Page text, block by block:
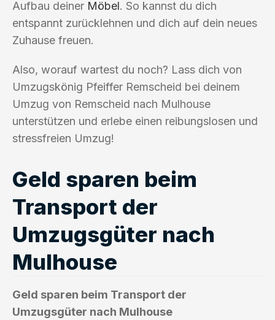
Aufbau deiner Möbel. So kannst du dich
entspannt zurücklehnen und dich auf dein neues
Zuhause freuen.
Also, worauf wartest du noch? Lass dich von
Umzugskönig Pfeiffer Remscheid bei deinem
Umzug von Remscheid nach Mulhouse
unterstützen und erlebe einen reibungslosen und
stressfreien Umzug!
Geld sparen beim
Transport der
Umzugsgüter nach
Mulhouse
Geld sparen beim Transport der
Umzugsgüter nach Mulhouse